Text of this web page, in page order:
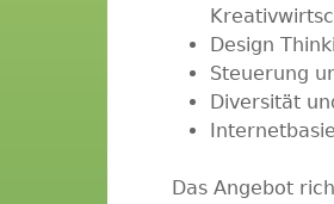
Design
Steuerung
Diversität
Das Angebot